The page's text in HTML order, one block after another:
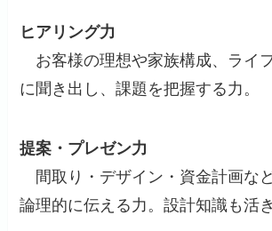
ヒアリング力
お客様の理想や家族構成、ライ
に聞き出し、課題を把握する力。
提案・プレゼン力
間取り・デザイン・資金計画な
論理的に伝える力。設計知識も活き